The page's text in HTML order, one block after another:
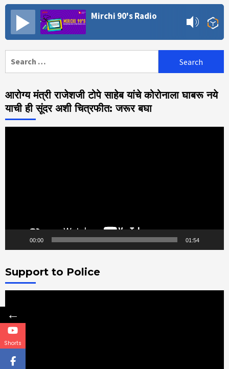
Mirchi 90's Radio
आरोग्य मंत्री राजेशजी टोपे साहेब यांचे कोरोनाला घाबरू नये
याची ही सूंदर अशी चित्रफीत: जरूर बघा
00:00 01:54
Support to Police
Player
←
Shorts